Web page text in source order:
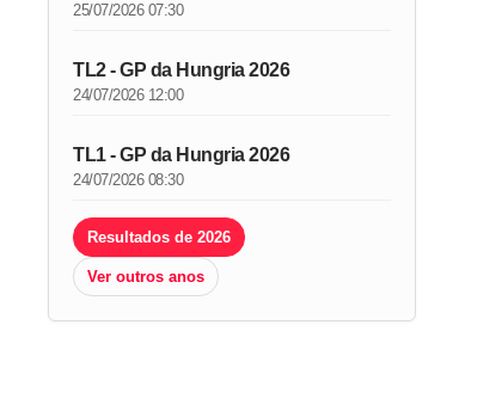
25/07/2026 07:30
TL2 - GP da Hungria 2026
24/07/2026 12:00
TL1 - GP da Hungria 2026
24/07/2026 08:30
Resultados de 2026
Ver outros anos